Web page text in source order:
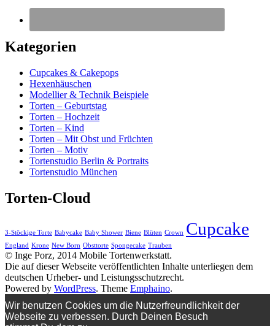
Kategorien
Cupcakes & Cakepops
Hexenhäuschen
Modellier & Technik Beispiele
Torten – Geburtstag
Torten – Hochzeit
Torten – Kind
Torten – Mit Obst und Früchten
Torten – Motiv
Tortenstudio Berlin & Portraits
Tortenstudio München
Torten-Cloud
3-Stöckige Torte Babycake Baby Shower Biene Blüten Crown Cupcake
England Krone New Born Obsttorte Spongecake Trauben
© Inge Porz, 2014 Mobile Tortenwerkstatt.
Die auf dieser Webseite veröffentlichten Inhalte unterliegen dem
deutschen Urheber- und Leistungsschutzrecht.
Powered by WordPress. Theme Emphaino.
Wir benutzen Cookies um die Nutzerfreundlichkeit der
Webseite zu verbessen. Durch Deinen Besuch